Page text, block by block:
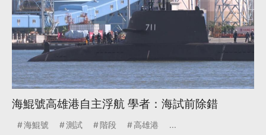
海鯤號高雄港自主浮航 學者：海試前除錯
海鯤號 測試 階段 高雄港 ...